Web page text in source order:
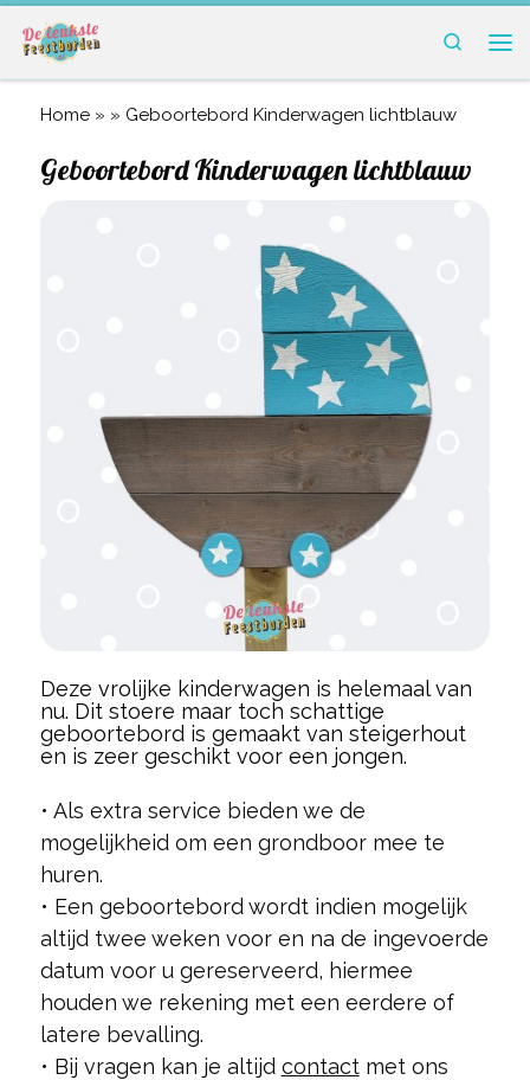
Ga naar inhoud
Search
Home» » Geboortebord Kinderwagen lichtblauw
Geboortebord Kinderwagen lichtblauw
Deze vrolijke kinderwagen is helemaal van
nu. Dit stoere maar toch schattige
geboortebord is gemaakt van steigerhout
en is zeer geschikt voor een jongen.
• Als extra service bieden we de
mogelijkheid om een grondboor mee te
huren.
• Een geboortebord wordt indien mogelijk
altijd twee weken voor en na de ingevoerde
datum voor u gereserveerd, hiermee
houden we rekening met een eerdere of
latere bevalling.
• Bij vragen kan je altijd contactmet ons